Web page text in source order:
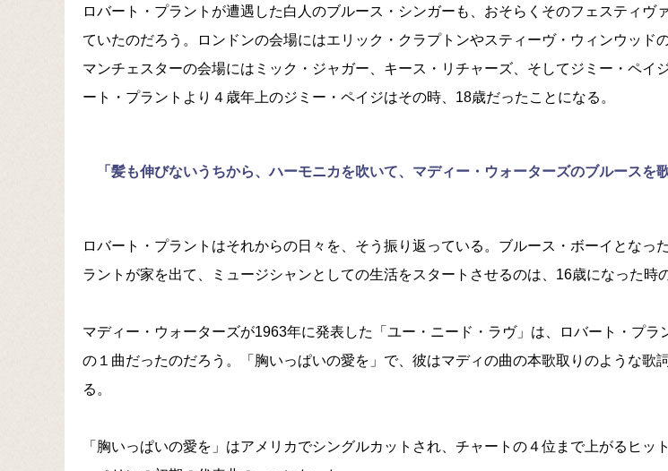
ロバート・プラントが遭遇した白人のブルース・シンガーも、おそらくそのフェスティヴ
ていたのだろう。ロンドンの会場にはエリック・クラプトンやスティーヴ・ウィンウッド
マンチェスターの会場にはミック・ジャガー、キース・リチャーズ、そしてジミー・ペイ
ート・プラントより４歳年上のジミー・ペイジはその時、18歳だったことになる。
「髪も伸びないうちから、ハーモニカを吹いて、マディー・ウォーターズのブルースを
ロバート・プラントはそれからの日々を、そう振り返っている。ブルース・ボーイとなっ
ラントが家を出て、ミュージシャンとしての生活をスタートさせるのは、16歳になった時
マディー・ウォーターズが1963年に発表した「ユー・ニード・ラヴ」は、ロバート・プラ
の１曲だったのだろう。「胸いっぱいの愛を」で、彼はマディの曲の本歌取りのような歌
る。
「胸いっぱいの愛を」はアメリカでシングルカットされ、チャートの４位まで上がるヒッ